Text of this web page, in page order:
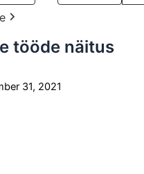
tööde näitus
31, 2021